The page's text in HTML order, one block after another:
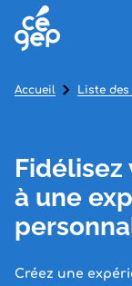
à une
Créez une
Accueil Liste